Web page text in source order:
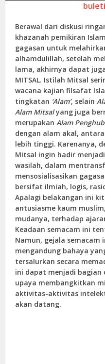
Berawal dari diskusi
khazanah pemikiran
gagasan untuk
alhamdulillah, setelah
lama, akhirnya dapat
MITSAL. Istilah Mitsal
wacana kajian filsafat
tingkatan ‘Alam’, selain
Alam Mitsalyang juga
merupakanAlam
dengan alam akal,
lebih tinggi. Karenanya,
Mitsal ingin hadir
wasilah, dalam
mensosialisasikan
bersifat ilmiah, logis,
Apalagi belakangan ini
antusiasme kaum
mudanya, terhadap
Keadaan semacam ini
Namun, gejala
mengandung bahaya
tersalurkan secara
ini dapat menjadi bagian
upaya membangkitkan
aktivitas-aktivitas
akan datang.